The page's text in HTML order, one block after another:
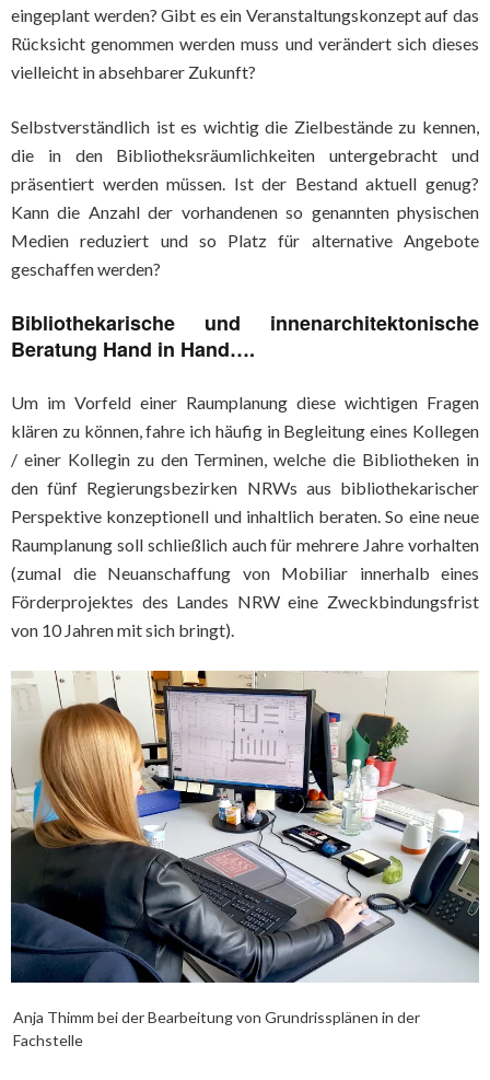
eingeplant werden? Gibt es ein Veranstaltungskonzept auf das
Rücksicht genommen werden muss und verändert sich dieses
vielleicht in absehbarer Zukunft?
Selbstverständlich ist es wichtig die Zielbestände zu kennen,
die in den Bibliotheksräumlichkeiten untergebracht und
präsentiert werden müssen. Ist der Bestand aktuell genug?
Kann die Anzahl der vorhandenen so genannten physischen
Medien reduziert und so Platz für alternative Angebote
geschaffen werden?
Bibliothekarische und innenarchitektonische
Beratung Hand in Hand….
Um im Vorfeld einer Raumplanung diese wichtigen Fragen
klären zu können, fahre ich häufig in Begleitung eines Kollegen
/ einer Kollegin zu den Terminen, welche die Bibliotheken in
den fünf Regierungsbezirken NRWs aus bibliothekarischer
Perspektive konzeptionell und inhaltlich beraten. So eine neue
Raumplanung soll schließlich auch für mehrere Jahre vorhalten
(zumal die Neuanschaffung von Mobiliar innerhalb eines
Förderprojektes des Landes NRW eine Zweckbindungsfrist
von 10 Jahren mit sich bringt).
Anja Thimm bei der Bearbeitung von Grundrissplänen in der
Fachstelle